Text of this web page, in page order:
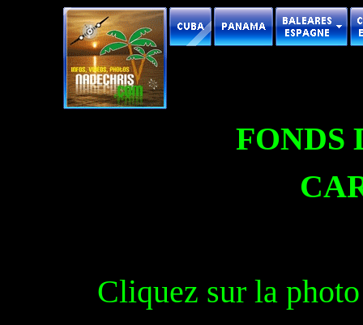
FONDS
Cliquez sur la